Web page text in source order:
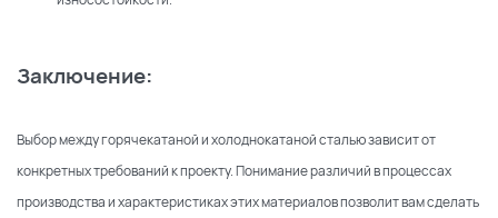
Заключение:
Выбор между горячекатаной и холоднокатаной сталью зависит от
конкретных требований к проекту. Понимание различий в процессах
производства и характеристиках этих материалов позволит вам сделать